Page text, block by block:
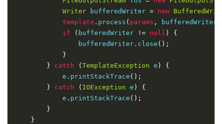
Writer bufferedWriter = new
template . process ( params , bufferedWriter
if
( bufferedWriter != null )
{
                bufferedWriter
. close ();
}
}
catch (TemplateException e )
{
            e
. printStackTrace ();
}
catch ( IOException e )
{
            e
. printStackTrace ();
}
}